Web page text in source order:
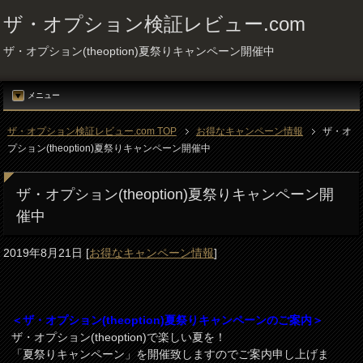
ザ・オプション検証レビュー.com
ザ・オプション(theoption)夏祭りキャンペーン開催中
メニュー
ザ・オプション検証レビュー.com TOP お得なキャンペーン情報
ザ・オ
プション(theoption)夏祭りキャンペーン開催中
ザ・オプション(theoption)夏祭りキャンペーン開
催中
2019年8月21日[お得なキャンペーン情報]
＜ザ・オプション(theoption)夏祭りキャンペーンのご案内＞
ザ・オプション(theoption)で楽しい夏を！
「夏祭りキャンペーン」を開催致しますのでご案内申し上げま